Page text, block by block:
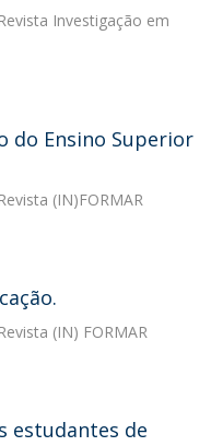
Investigação em
do Ensino Superior
(IN)FORMAR
(IN) FORMAR
estudantes de